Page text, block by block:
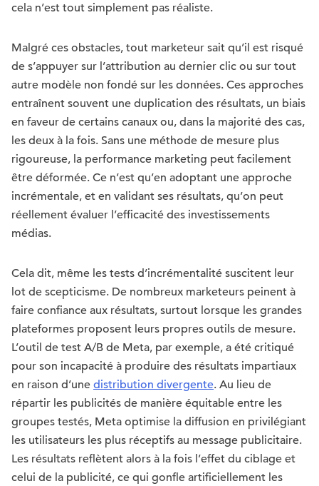
cela n’est tout simplement pas réaliste.
Malgré ces obstacles, tout marketeur sait qu’il est risqué
de s’appuyer sur l’attribution au dernier clic ou sur tout
autre modèle non fondé sur les données. Ces approches
entraînent souvent une duplication des résultats, un biais
en faveur de certains canaux ou, dans la majorité des cas,
les deux à la fois. Sans une méthode de mesure plus
rigoureuse, la performance marketing peut facilement
être déformée. Ce n’est qu’en adoptant une approche
incrémentale, et en validant ses résultats, qu’on peut
réellement évaluer l’efficacité des investissements
médias.
Cela dit, même les tests d’incrémentalité suscitent leur
lot de scepticisme. De nombreux marketeurs peinent à
faire confiance aux résultats, surtout lorsque les grandes
plateformes proposent leurs propres outils de mesure.
L’outil de test A/B de Meta, par exemple, a été critiqué
pour son incapacité à produire des résultats impartiaux
en raison d’une distribution divergente. Au lieu de
répartir les publicités de manière équitable entre les
groupes testés, Meta optimise la diffusion en privilégiant
les utilisateurs les plus réceptifs au message publicitaire.
Les résultats reflètent alors à la fois l’effet du ciblage et
celui de la publicité, ce qui gonfle artificiellement les